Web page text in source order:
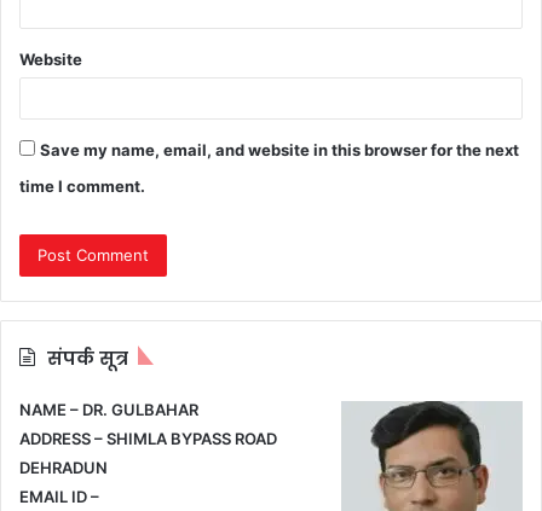
Website
Save my name, email, and website in this browser for the next
time I comment.
संपर्क सूत्र
NAME – DR. GULBAHAR
ADDRESS – SHIMLA BYPASS ROAD
DEHRADUN
EMAIL ID –